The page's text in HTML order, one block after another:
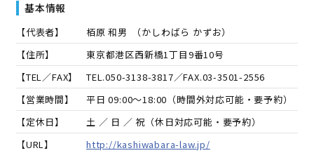
基本情報
【代表者】 栢原 和男 （かしわばら かずお）
【住所】
東京都港区西新橋1丁目9番10号
【TEL／FAX】
TEL.050-3138-3817／FAX.03-3501-2556
【営業時間】
平日 09:00～18:00（時間外対応可能・要予約）
【定休日】
土 ／ 日 ／ 祝（休日対応可能・要予約）
【URL】
http://kashiwabara-law.jp/